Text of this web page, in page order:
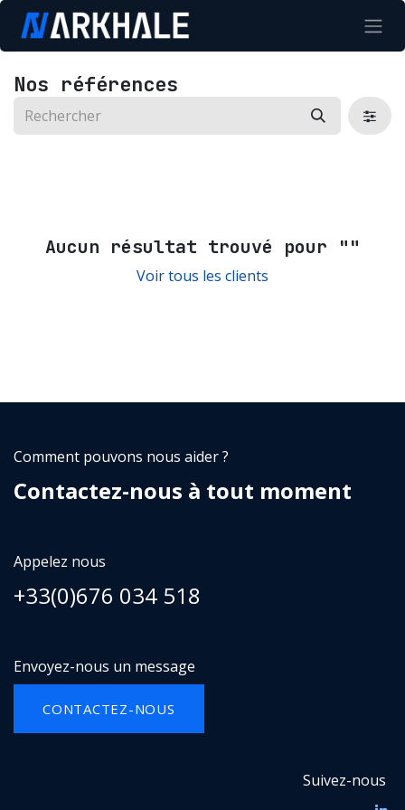
Se rendre au contenu
Nos références
Aucun résultat trouvé pour ""
Voir tous les clients
Comment pouvons nous aider ?
Contactez-nous à tout moment
Appelez nous
+33(0)676 034 518
Envoyez-nous un message
CONTACTEZ-NOUS
Suivez-nous